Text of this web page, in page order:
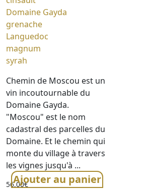
Domaine Gayda
grenache
Languedoc
magnum
syrah
Chemin de Moscou est un
vin incoutournable du
Domaine Gayda.
"Moscou" est le nom
cadastral des parcelles du
Domaine. Et le chemin qui
monte du village à travers
les vignes jusqu'à ...
56,00€
Ajouter au panier